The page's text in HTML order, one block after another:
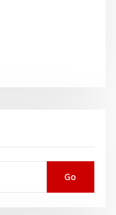
Go